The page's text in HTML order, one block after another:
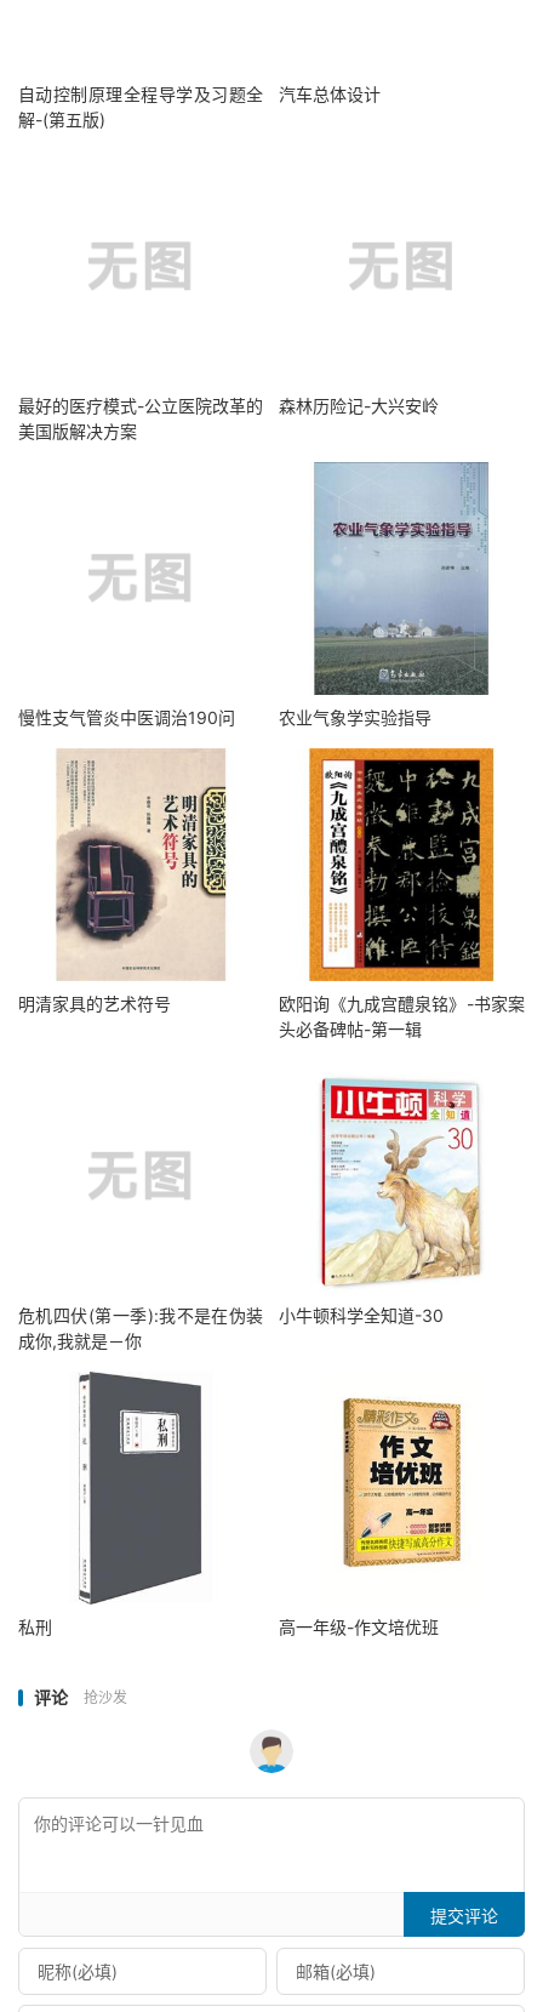
自动控制原理全程导学及习题全
解-(第五版)
汽车总体设计
最好的医疗模式-公立医院改革的
美国版解决方案
森林历险记-大兴安岭
慢性支气管炎中医调治190问 农业气象学实验指导
明清家具的艺术符号
欧阳询《九成宫醴泉铭》-书家案
头必备碑帖-第一辑
危机四伏(第一季):我不是在伪装
成你,我就是－你
小牛顿科学全知道-30
私刑 高一年级-作文培优班
评论 抢沙发
提交评论